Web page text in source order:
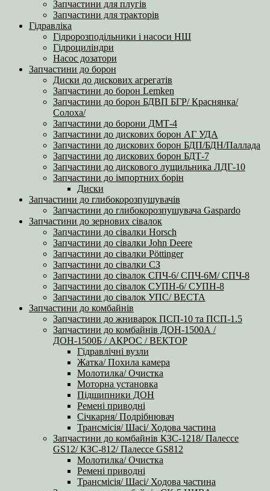
Запчастини для плугів
Запчастини для тракторів
Гідравліка
Гідророзподільники і насоси НШ
Гідроциліндри
Насос дозатори
Запчастини до борон
Диски до дискових агрегатів
Запчастини до борон Lemken
Запчастини до борон БДВП БГР/ Краснянка/
Солоха/
Запчастини до борони ДМТ-4
Запчастини до дискових борон АГ УДА
Запчастини до дискових борон БДП/БДН/Паллада
Запчастини до дискових борон БДТ-7
Запчастини до дискового лущильника ЛДГ-10
Запчастини до імпортних борін
Диски
Запчастини до глибокорозпушувачів
Запчастини до глибокорозпушувача Gaspardo
Запчастини до зернових сівалок
Запчастини до сівалки Horsch
Запчастини до сівалки John Deere
Запчастини до сівалки Pöttinger
Запчастини до сівалки СЗ
Запчастини до сівалок СПЧ-6/ СПЧ-6М/ СПЧ-8
Запчастини до сівалок СУПН-6/ СУПН-8
Запчастини до сівалок УПС/ ВЕСТА
Запчастини до комбайнів
Запчастини до жниварок ПСП-10 та ПСП-1.5
Запчастини до комбайнів ДОН-1500А /
ДОН-1500Б / АКРОС / ВЕКТОР
Гідравлічні вузли
Жатка/ Похила камера
Молотилка/ Очистка
Моторна установка
Підшипники ДОН
Ремені приводні
Січкарня/ Подрібнювач
Трансмісія/ Шасі/ Ходова частина
Запчастини до комбайнів КЗС-1218/ Палессе
GS12/ КЗС-812/ Палессе GS812
Молотилка/ Очистка
Ремені приводні
Трансмісія/ Шасі/ Ходова частина